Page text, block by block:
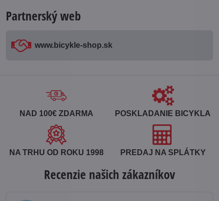
Partnerský web
www​.bicykle-shop​.sk
NAD 100€ ZDARMA POSKLADANIE BICYKLA
NA TRHU OD ROKU 1998 PREDAJ NA SPLÁTKY
Recenzie našich zákazníkov